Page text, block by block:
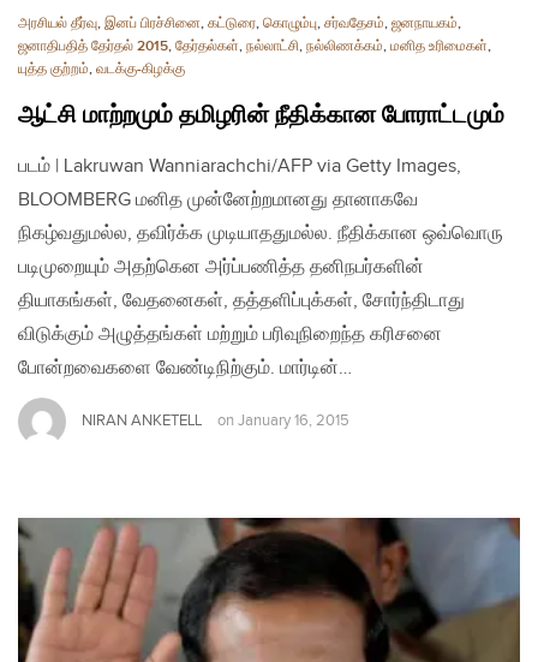
அரசியல் தீர்வு, இனப் பிரச்சினை, கட்டுரை, கொழும்பு, சர்வதேசம், ஜனநாயகம்,
ஜனாதிபதித் தேர்தல் 2015, தேர்தல்கள், நல்லாட்சி, நல்லிணக்கம், மனித உரிமைகள்,
யுத்த குற்றம், வடக்கு-கிழக்கு
ஆட்சி மாற்றமும் தமிழரின் நீதிக்கான போராட்டமும்
படம் | Lakruwan Wanniarachchi/AFP via Getty Images,
BLOOMBERG மனித முன்னேற்றமானது தானாகவே
நிகழ்வதுமல்ல, தவிர்க்க முடியாததுமல்ல. நீதிக்கான ஒவ்வொரு
படிமுறையும் அதற்கென அர்ப்பணித்த தனிநபர்களின்
தியாகங்கள், வேதனைகள், தத்தளிப்புக்கள், சோர்ந்திடாது
விடுக்கும் அழுத்தங்கள் மற்றும் பரிவுநிறைந்த கரிசனை
போன்றவைகளை வேண்டிநிற்கும். மார்டின்…
NIRAN ANKETELL on January 16, 2015